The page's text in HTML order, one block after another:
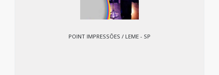
POINT IMPRESSÕES / LEME - SP